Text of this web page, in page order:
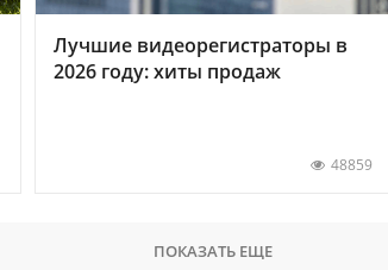
Лучшие видеорегистраторы в
2026 году: хиты продаж
48859
ПОКАЗАТЬ ЕЩЕ